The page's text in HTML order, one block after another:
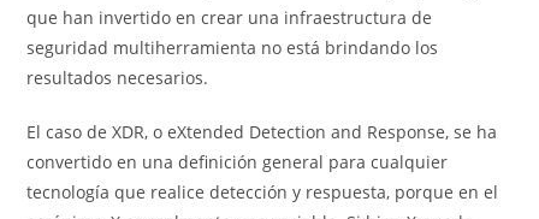
que han invertido en crear una infraestructura de
seguridad multiherramienta no está brindando los
resultados necesarios.
El caso de XDR, o eXtended Detection and Response, se ha
convertido en una definición general para cualquier
tecnología que realice detección y respuesta, porque en el